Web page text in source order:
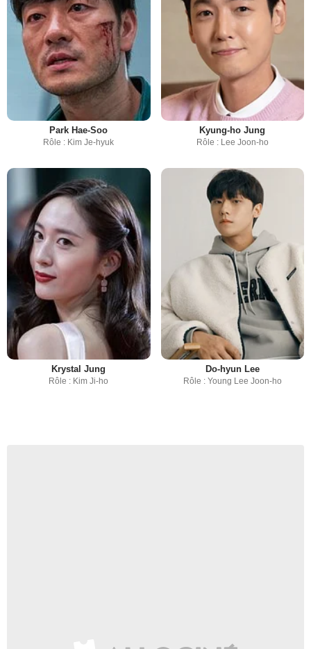
Park Hae-Soo
Rôle : Kim Je-hyuk
Kyung-ho Jung
Rôle : Lee Joon-ho
Krystal Jung
Rôle : Kim Ji-ho
Do-hyun Lee
Rôle : Young Lee Joon-ho